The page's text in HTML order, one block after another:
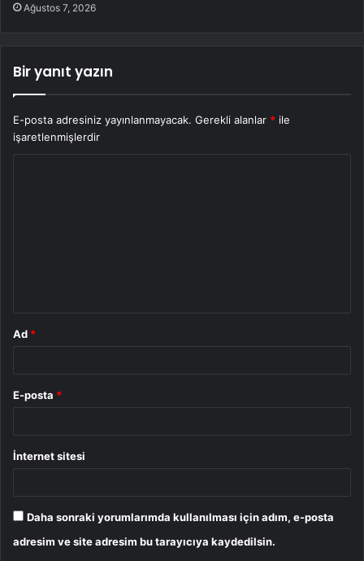
Ağustos 7, 2026
Bir yanıt yazın
E-posta adresiniz yayınlanmayacak. Gerekli alanlar * ile
işaretlenmişlerdir
Ad *
E-posta *
İnternet sitesi
Daha sonraki yorumlarımda kullanılması için adım, e-posta
adresim ve site adresim bu tarayıcıya kaydedilsin.